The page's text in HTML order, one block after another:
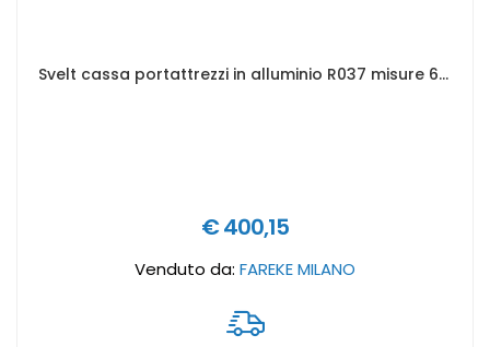
Svelt cassa portattrezzi in alluminio R037 misure 622 x 275 x 270 mm
€ 400,15
Venduto da: FAREKE MILANO